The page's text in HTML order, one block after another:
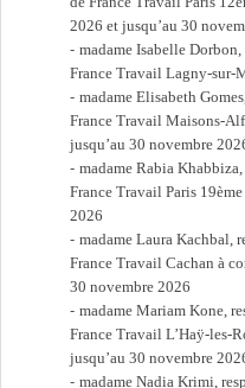
2026 et jusqu’au 30
madame Isabelle Dorbon,
France Travail Lagny-sur-
madame Elisabeth
France Travail Maisons-
jusqu’au 30 novembre
madame Rabia
France Travail Paris
2026
madame Laura Kachbal,
France Travail Cachan à
30 novembre 2026
madame Mariam Kone,
France Travail L’Haÿ-les-
jusqu’au 30 novembre
madame Nadia Krimi,